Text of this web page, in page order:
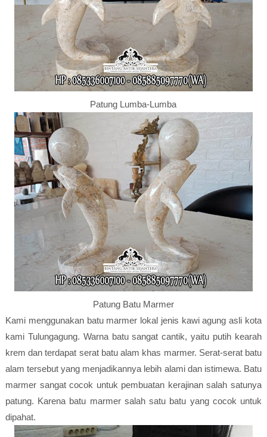
Patung Lumba-Lumba
Patung Batu Marmer
Kami menggunakan batu marmer lokal jenis kawi agung asli kota
kami Tulungagung. Warna batu sangat cantik, yaitu putih kearah
krem dan terdapat serat batu alam khas marmer. Serat-serat batu
alam tersebut yang menjadikannya lebih alami dan istimewa. Batu
marmer sangat cocok untuk pembuatan kerajinan salah satunya
patung. Karena batu marmer salah satu batu yang cocok untuk
dipahat.